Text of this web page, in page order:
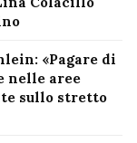
«Pagare di
nelle aree
sullo stretto